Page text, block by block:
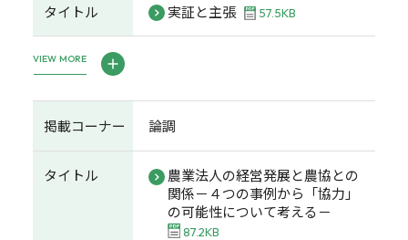
タイトル 実証と主張 57.5KB
VIEW MORE
掲載コーナー 論調
タイトル
農業法人の経営発展と農協との
関係－４つの事例から「協力」
の可能性について考える－
87.2KB